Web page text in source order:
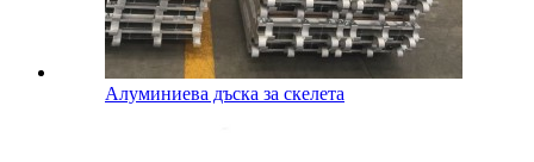
Алуминиева дъска за скелета